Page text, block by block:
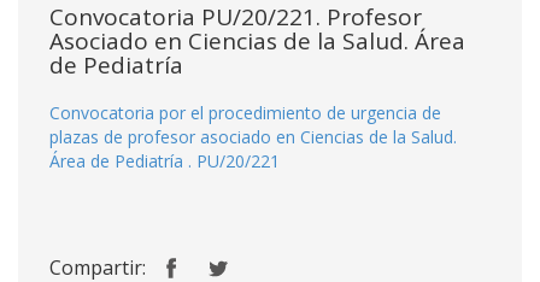
Convocatoria PU/20/221. Profesor
Asociado en Ciencias de la Salud. Área
de Pediatría
Convocatoria por el procedimiento de urgencia de
plazas de profesor asociado en Ciencias de la Salud.
Área de Pediatría . PU/20/221
Compartir: